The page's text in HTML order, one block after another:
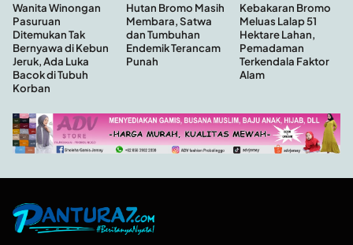
Wanita Winongan
Pasuruan
Ditemukan Tak
Bernyawa di Kebun
Jeruk, Ada Luka
Bacok di Tubuh
Korban
Hutan Bromo Masih
Membara, Satwa
dan Tumbuhan
Endemik Terancam
Punah
Kebakaran Bromo
Meluas Lalap 51
Hektare Lahan,
Pemadaman
Terkendala Faktor
Alam